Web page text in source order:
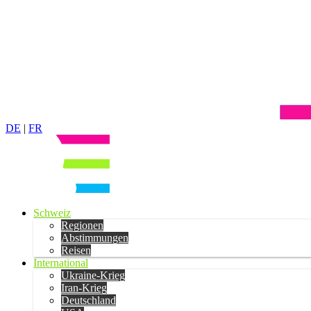
DE | FR
Schweiz
Regionen
Abstimmungen
Reisen
International
Ukraine-Krieg
Iran-Krieg
Deutschland